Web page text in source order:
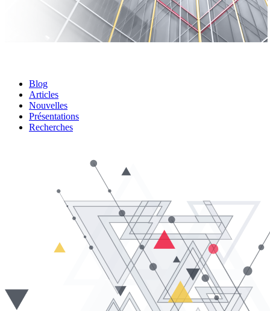
Blog
Articles
Nouvelles
Présentations
Recherches